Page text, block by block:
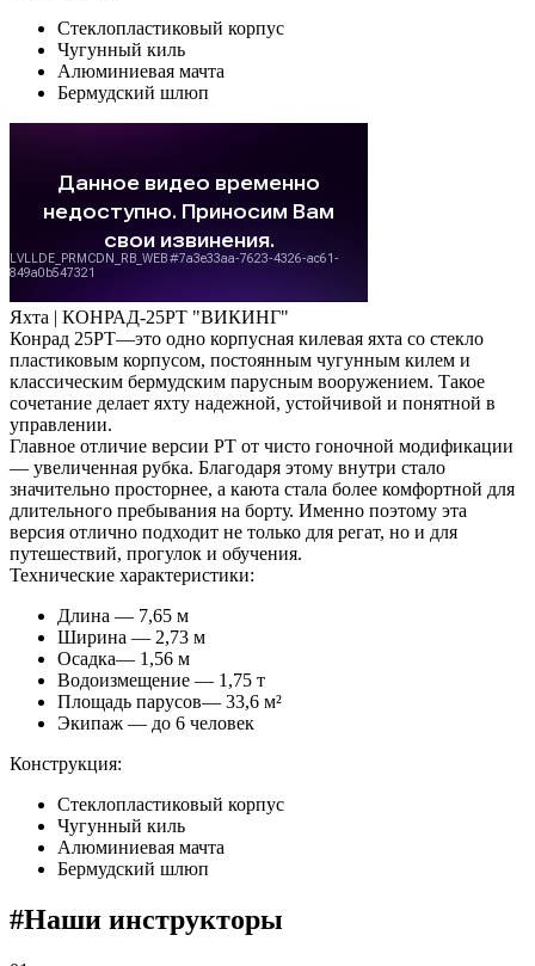
Стеклопластиковый корпус
Чугунный киль
Алюминиевая мачта
Бермудский шлюп
Яхта | КОНРАД-25РТ "ВИКИНГ"
Конрад 25РТ—это одно корпусная килевая яхта со стекло
пластиковым корпусом, постоянным чугунным килем и
классическим бермудским парусным вооружением. Такое
сочетание делает яхту надежной, устойчивой и понятной в
управлении.
Главное отличие версии РТ от чисто гоночной модификации
— увеличенная рубка. Благодаря этому внутри стало
значительно просторнее, а каюта стала более комфортной для
длительного пребывания на борту. Именно поэтому эта
версия отлично подходит не только для регат, но и для
путешествий, прогулок и обучения.
Технические характеристики:
Длина — 7,65 м
Ширина — 2,73 м
Осадка— 1,56 м
Водоизмещение — 1,75 т
Площадь парусов— 33,6 м²
Экипаж — до 6 человек
Конструкция:
Стеклопластиковый корпус
Чугунный киль
Алюминиевая мачта
Бермудский шлюп
#Наши инструкторы